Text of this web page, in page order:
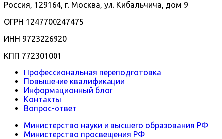
Россия, 129164, г. Москва, ул. Кибальчича, дом 9
ОГРН 1247700247475
ИНН 9723226920
КПП 772301001
Профессиональная переподготовка
Повышение квалификации
Информационный блог
Контакты
Вопрос-ответ
Министерство науки и высшего образования РФ
Министерство просвещения РФ